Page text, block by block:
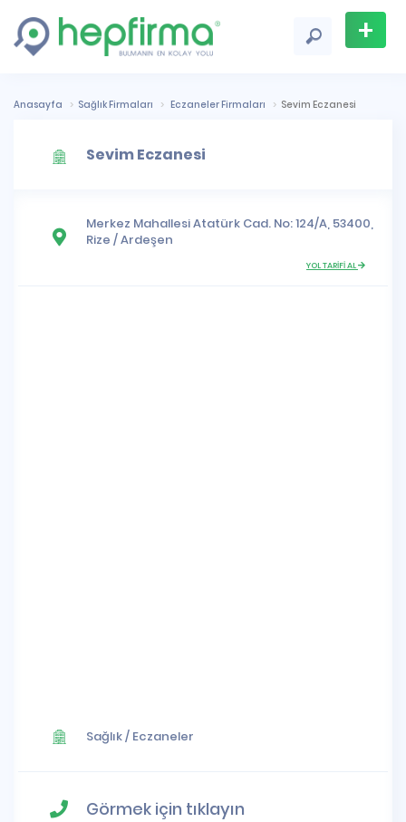
+
Ekle
Anasayfa Sağlık Firmaları Eczaneler Firmaları Sevim Eczanesi
Sevim Eczanesi
Merkez MahallesiAtatürk Cad. No: 124/A, 53400,
Rize /Ardeşen
YOL TARİFİ AL
Sağlık/ Eczaneler
Görmek için tıklayın